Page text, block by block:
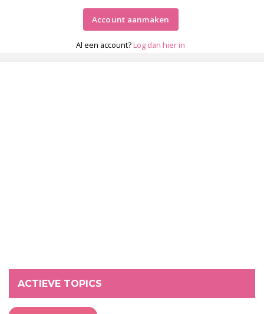
Account aanmaken
Al een account? Log dan hier in
ACTIEVE TOPICS